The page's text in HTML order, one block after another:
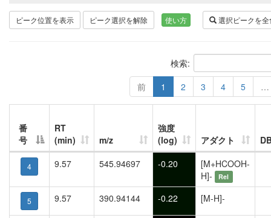
ピーク位置を表示 ピーク選択を解除 使い方 選択ピークを
検索:
前
1 2 3 4 5 …
番
号
RT
(min)
m/z
強度
(log)
アダクト
4 9.57 545.94697 -0.20
[M+HCOOH-
H]-
Rel
5 9.57 390.94144 -0.22 [M-H]-